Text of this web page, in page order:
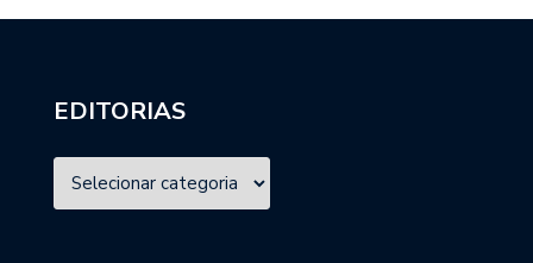
EDITORIAS